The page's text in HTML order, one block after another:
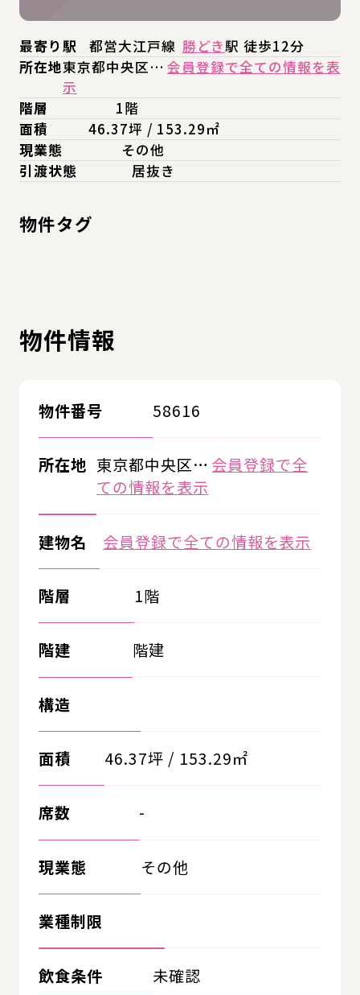
最寄り駅 都営大江戸線 勝どき駅 徒歩12分
所在地東京都中央区… 会員登録で全ての情報を表
示
階層
1階
面積
46.37坪 / 153.29㎡
現業態
その他
引渡状態
居抜き
物件タグ
物件情報
物件番号 58616
所在地 東京都中央区… 会員登録で全
ての情報を表示
建物名 会員登録で全ての情報を表示
階層 1階
階建 階建
構造
面積 46.37坪 / 153.29㎡
席数 -
現業態 その他
業種制限
飲食条件 未確認